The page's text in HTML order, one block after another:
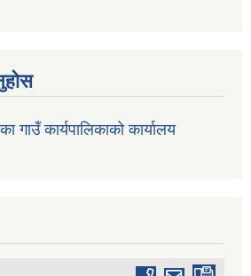
गाउँ कार्यपालिकाको कार्यालय